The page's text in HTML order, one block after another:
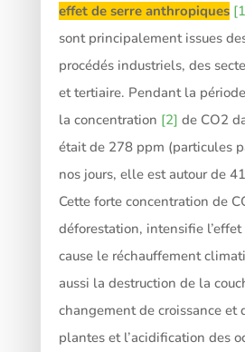
effet de serre anthropiques
sont principalement issues
procédés industriels, des
et tertiaire. Pendant la
la concentration [2] de CO2
était de 278 ppm (particules
nos jours, elle est autour de
Cette forte concentration de
déforestation, intensifie l’effet
cause le réchauffement
aussi la destruction de la
changement de croissance et
plantes et l’acidification des